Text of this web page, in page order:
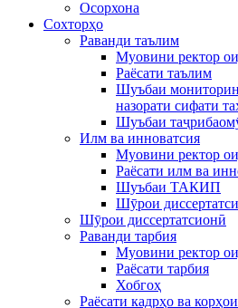
Осорхона
Сохторҳо
Раванди таълим
Муовини ректор
Раёсати таълим
Шуъбаи
назорати сифати
Шуъбаи
Илм ва инноватсия
Муовини ректор
Раёсати илм ва
Шуъбаи ТАКИП
Шӯрои
Шӯрои диссертатсионӣ
Раванди тарбия
Муовини ректор
Раёсати тарбия
Хобгоҳ
Раёсати кадрҳо ва